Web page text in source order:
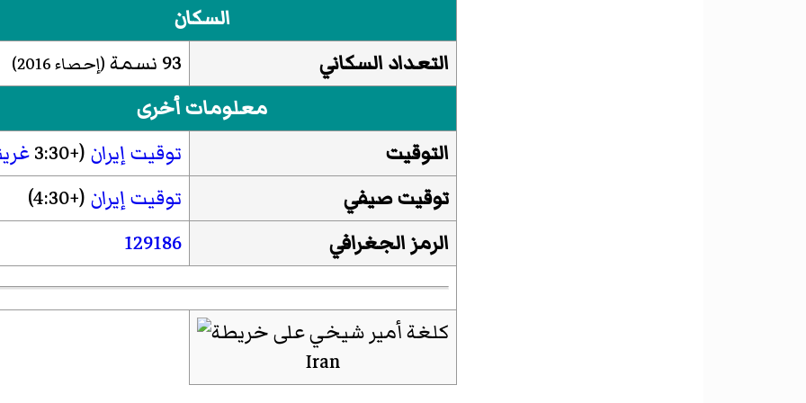
السكان
التعداد السكاني
93 نسمة (إحصاء2016
)
معلومات أخرى
التوقيت
توقيت إيران (+3:30
توقيت صيفي
توقيت إيران (+4:30)
الرمز الجغرافي
129186